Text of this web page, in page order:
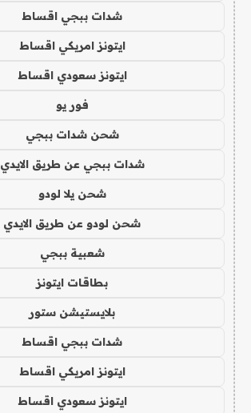
شدات ببجي اقساط
ايتونز امريكي اقساط
ايتونز سعودي اقساط
فور يو
شحن شدات ببجي
شدات ببجي عن طريق الايدي
شحن يلا لودو
شحن لودو عن طريق الايدي
شعبية ببجي
بطاقات ايتونز
بلايستيشن ستور
شدات ببجي اقساط
ايتونز امريكي اقساط
ايتونز سعودي اقساط